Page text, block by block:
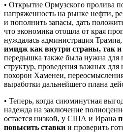
• Открытие Ормузского пролива
напряженность на рынке нефти,
и пополнить запасы, дать
что экономика отошла от края
нуждалась администрация
имидж как внутри страны, так и
передышка также была нужна для
структур, проведения важных для
похорон Хаменеи,
выработки дальнейшего плана
• Теперь, когда сиюминутная
надежда на заключение
остается низкой, у США и Ирана
повысить ставки и проверить